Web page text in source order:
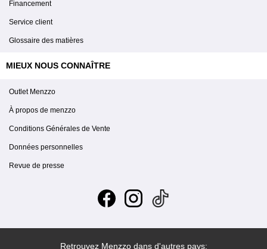
Financement
Service client
Glossaire des matières
MIEUX NOUS CONNAÎTRE
Outlet Menzzo
À propos de menzzo
Conditions Générales de Vente
Données personnelles
Revue de presse
Retrouvez Menzzo dans d'autres pays: